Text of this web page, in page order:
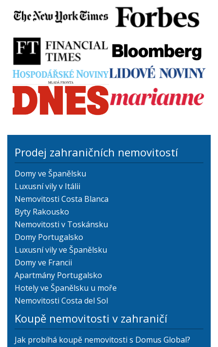
Prodej zahraničních nemovitostí
Domy ve Španělsku
Luxusní vily v Itálii
Nemovitosti Costa Blanca
Byty Rakousko
Nemovitosti v Toskánsku
Domy Portugalsko
Luxusní vily ve Španělsku
Domy ve Francii
Apartmány Portugalsko
Hotely ve Španělsku u moře
Nemovitosti Costa del Sol
Koupě nemovitosti v zahraničí
Jak probíhá koupě nemovitosti s Domus Global?